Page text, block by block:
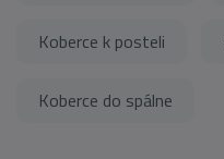
Koberce k posteli
Koberce do spálne